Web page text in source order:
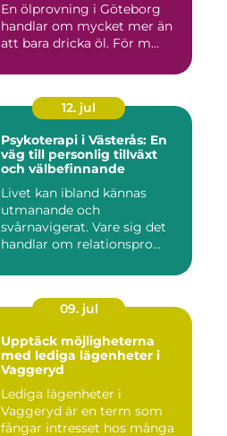
En ölprovning i Göteborg
handlar om mycket mer än
att bara dricka öl. För m...
12. jul
Psykoterapi i Västerås: En
väg till personlig tillväxt
och välbefinnande
Livet kan ibland kännas
utmanande och
svårnavigerat. Vare sig det
handlar om relationspro...
09. jul
Upptäck möjligheterna
med lediga lägenheter i
Vaggeryd
Lediga lägenheter i
Vaggeryd är en term som
fångar intresset hos många